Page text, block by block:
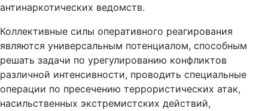
антинаркотических ведомств.
Коллективные силы оперативного реагирования
являются универсальным потенциалом, способным
решать задачи по урегулированию конфликтов
различной интенсивности, проводить специальные
операции по пресечению террористических атак,
насильственных экстремистских действий,